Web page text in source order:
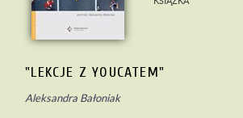
"LEKCJE Z YOUCATEM"
Aleksandra Bałoniak